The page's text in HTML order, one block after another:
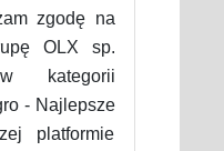
zgodę na
OLX sp.
kategorii
- Najlepsze
platformie